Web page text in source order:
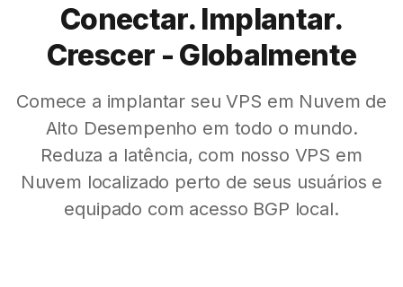
Conectar. Implantar.
Crescer - Globalmente
Comece a implantar seu VPS em Nuvem de
Alto Desempenho em todo o mundo.
Reduza a latência, com nosso VPS em
Nuvem localizado perto de seus usuários e
equipado com acesso BGP local.